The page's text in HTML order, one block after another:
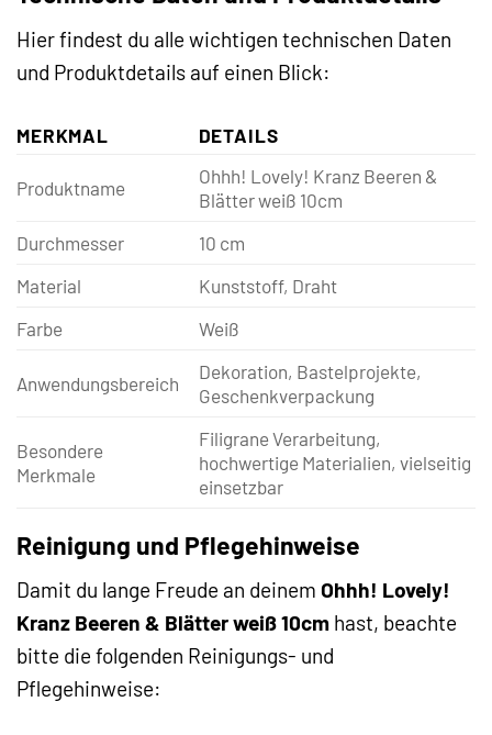
Hier findest du alle wichtigen technischen Daten
und Produktdetails auf einen Blick:
MERKMAL DETAILS
Produktname
Ohhh! Lovely! Kranz Beeren &
Blätter weiß 10cm
Durchmesser
10 cm
Material
Kunststoff, Draht
Farbe
Weiß
Anwendungsbereich
Dekoration, Bastelprojekte,
Geschenkverpackung
Besondere
Merkmale
Filigrane Verarbeitung,
hochwertige Materialien, vielseitig
einsetzbar
Reinigung und Pflegehinweise
Damit du lange Freude an deinem Ohhh! Lovely!
Kranz Beeren & Blätter weiß 10cm hast, beachte
bitte die folgenden Reinigungs- und
Pflegehinweise: